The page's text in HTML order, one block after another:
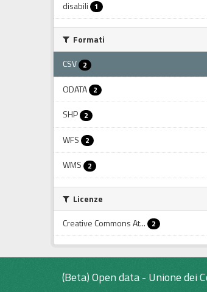
disabili 1
Formati
CSV 2
ODATA 2
SHP 2
WFS 2
WMS 2
Licenze
Creative Commons At...
2
(Beta) Open data - Unione dei